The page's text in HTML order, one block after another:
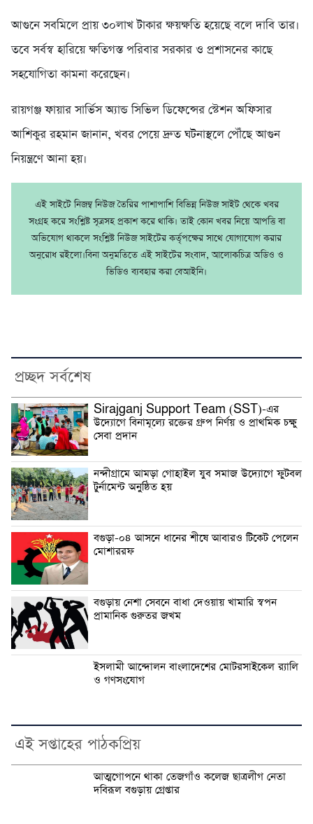
আগুনে সবমিলে প্রায় ৩০লাখ টাকার ক্ষয়ক্ষতি হয়েছে বলে দাবি তার।
তবে সর্বস্ব হারিয়ে ক্ষতিগস্ত পরিবার সরকার ও প্রশাসনের কাছে
সহযোগিতা কামনা করেছেন।
রায়গঞ্জ ফায়ার সার্ভিস অ্যান্ড সিভিল ডিফেন্সের স্টেশন অফিসার
আশিকুর রহমান জানান, খবর পেয়ে দ্রুত ঘটনাস্থলে পৌঁছে আগুন
নিয়ন্ত্রণে আনা হয়।
এই সাইটে নিজম্ব নিউজ তৈরির পাশাপাশি বিভিন্ন নিউজ সাইট থেকে খবর
সংগ্রহ করে সংশ্লিষ্ট সূত্রসহ প্রকাশ করে থাকি। তাই কোন খবর নিয়ে আপত্তি বা
অভিযোগ থাকলে সংশ্লিষ্ট নিউজ সাইটের কর্তৃপক্ষের সাথে যোগাযোগ করার
অনুরোধ রইলো।বিনা অনুমতিতে এই সাইটের সংবাদ, আলোকচিত্র অডিও ও
ভিডিও ব্যবহার করা বেআইনি।
প্রচ্ছদ সর্বশেষ
Sirajganj Support Team (SST)-এর
উদ্যোগে বিনামূল্যে রক্তের গ্রুপ নির্ণয় ও প্রাথমিক চক্ষু
সেবা প্রদান
নন্দীগ্রামে আমড়া গোহাইল যুব সমাজ উদ্যোগে ফুটবল
টুর্নামেন্ট অনুষ্ঠিত হয়
বগুড়া-০৪ আসনে ধানের শীষে আবারও টিকেট পেলেন
মোশাররফ
বগুড়ায় নেশা সেবনে বাধা দেওয়ায় খামারি স্বপন
প্রামানিক গুরুতর জখম
ইসলামী আন্দোলন বাংলাদেশের মোটরসাইকেল র‍্যালি
ও গণসংযোগ
এই সপ্তাহের পাঠকপ্রিয়
আত্মগোপনে থাকা তেজগাঁও কলেজ ছাত্রলীগ নেতা
দবিরূল বগুড়ায় গ্রেপ্তার